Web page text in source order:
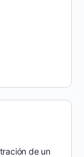
de un